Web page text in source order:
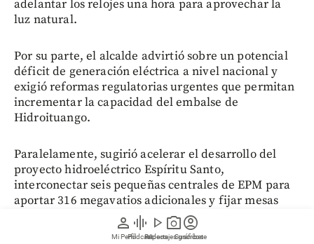
person
Mi Perfil
graphic_eq
Pódcast
play_arrow
Videos
photo_camera
Reportajes gráficos
account_circle
Suscríbete
adelantar los relojes una hora para aprovechar la
luz natural.
Por su parte, el alcalde advirtió sobre un potencial
déficit de generación eléctrica a nivel nacional y
exigió reformas regulatorias urgentes que permitan
incrementar la capacidad del embalse de
Hidroituango.
Paralelamente, sugirió acelerar el desarrollo del
proyecto hidroeléctrico Espíritu Santo,
interconectar seis pequeñas centrales de EPM para
aportar 316 megavatios adicionales y fijar mesas
técnicas con la Nación para destrabar estas